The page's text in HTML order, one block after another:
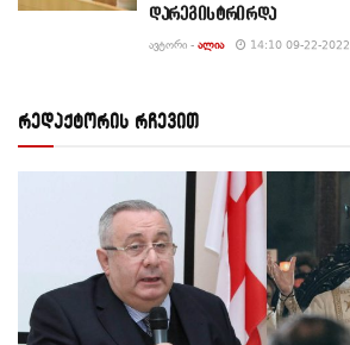
დარეგისტრირდა
ᲐᲕᲢᲝᲠᲘ - ᲐᲚᲘᲐ 14:10 09-22-2022
რედაქტორის რჩევით